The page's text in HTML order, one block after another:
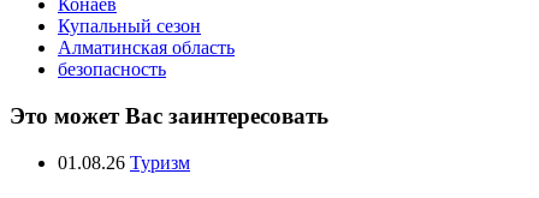
Конаев
Купальный сезон
Алматинская область
безопасность
Это может Вас заинтересовать
01.08.26 Туризм